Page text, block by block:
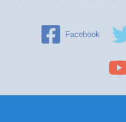
Facebook